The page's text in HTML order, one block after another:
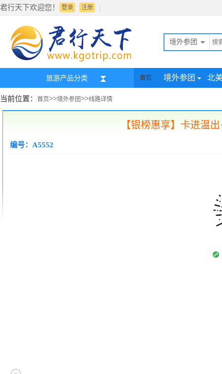
君行天下欢迎您！ 登录 |
注册
境外参团
旅游产品分类 首页 境外参团 北
当前位置： 首页>>境外参团>>线路详情
【银榜惠享】卡进温
编号：A5552